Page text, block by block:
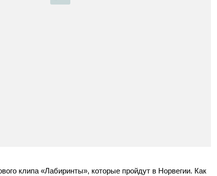
клипа «Лабиринты», которые пройдут в Норвегии. Как